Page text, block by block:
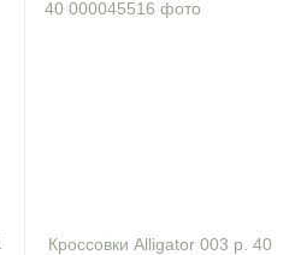
Кроссовки Alligator 003 р. 40